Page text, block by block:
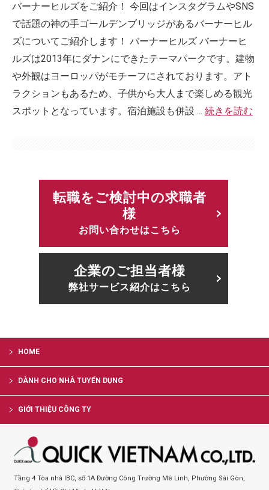
バーナーヒルズをご紹介！ 今回はインスタグラムやSNS
で話題の神の手ゴールデンブリッジがあるバーナーヒル
ズについてご紹介します！ バーナーヒルズ バーナーヒ
ルズは2013年にダナンにできたテーマパークです。建物
や外観はヨーロッパがモチーフにされております。アト
ラクションもあるため、子供から大人まで楽しめる観光
スポットとなっています。宿泊施設も併設 ... 続きを読む
転職をご検討中の求職者
様
お問い合わせはこちら
企業のご担当者様
弊社サービス紹介はこちら
HOME
DÀNH CHO NHÀ TUYỂN DỤNG
GIỚI THIỆU CÔNG TY
Tầng 4 Tòa nhà IBC, số 1A Đường Công Trường Mê Linh, Phường Sài Gòn,